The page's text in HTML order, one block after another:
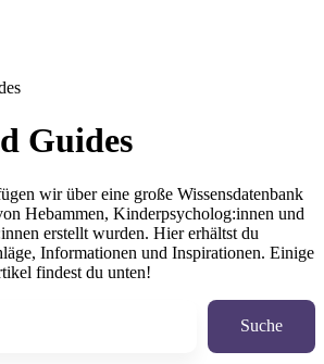
Guides
wir über eine große Wissensdatenbank
Hebammen, Kinderpsycholog:innen und
erstellt wurden. Hier erhältst du
Informationen und Inspirationen. Einige
findest du unten!
Suche